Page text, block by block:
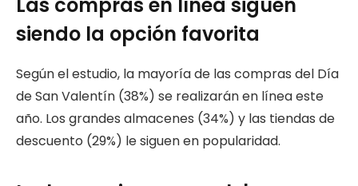
siendo la opción favorita
Según el estudio, la mayoría de las compras del Día
de San Valentín (38%) se realizarán en línea este
año. Los grandes almacenes (34%) y las tiendas de
descuento (29%) le siguen en popularidad.